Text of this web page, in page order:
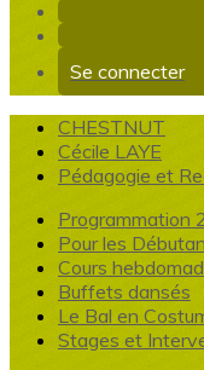
Se connecter
CHESTNUT
Cécile LAYE
Pédagogie et
Programmation
Pour les
Cours
Buffets dansés
Le Bal en
Stages et